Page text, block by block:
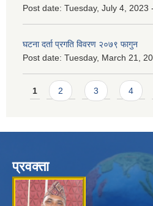
Post date: Tuesday, July 4, 2023
घटना दर्ता प्रगति विवरण २०७९ फागुन
Post date: Tuesday, March 21,
Pages
1 2 3 4
प्रवक्ता